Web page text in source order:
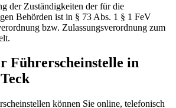
der Zuständigkeiten der für die
Behörden ist in § 73 Abs. 1 § 1 FeV
bzw. Zulassungsverordnung zum
Führerscheinstelle in
können Sie online, telefonisch